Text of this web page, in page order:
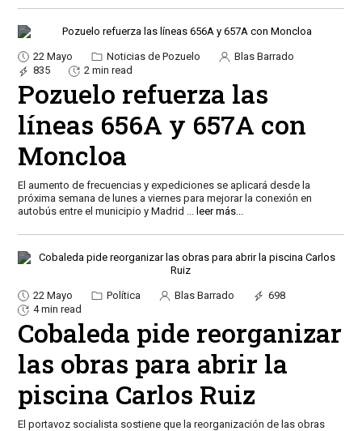
22 Mayo Noticias de Pozuelo
Blas Barrado
835
2 min read
Pozuelo refuerza las
líneas 656A y 657A con
Moncloa
El aumento de frecuencias y expediciones se aplicará desde la
próxima semana de lunes a viernes para mejorar la conexión en
autobús entre el municipio y Madrid
leer más...
22 Mayo Política Blas Barrado
698
4 min read
Cobaleda pide reorganizar
las obras para abrir la
piscina Carlos Ruiz
El portavoz socialista sostiene que la reorganización de las obras